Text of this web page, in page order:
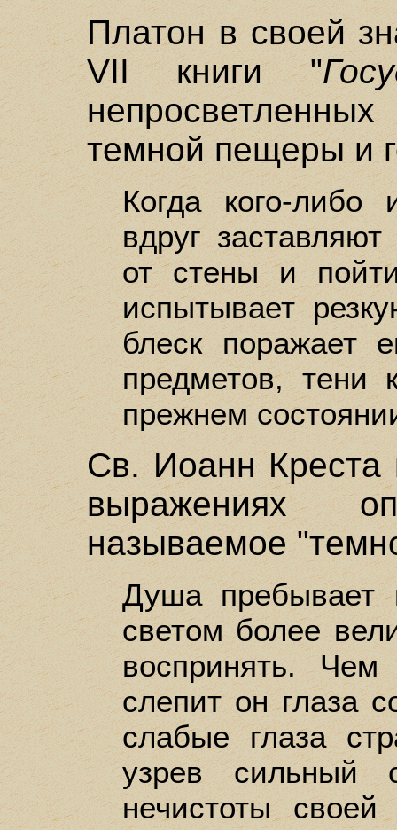
Платон в своей
VII книги "
темной пещеры и
Когда кого-
вдруг заставляют
от стены и
испытывает
блеск поражает
предметов, тени
прежнем
Св. Иоанн Креста
выражениях
называемое
Душа пребывает
светом более
воспринять.
слепит он глаза
слабые глаза
узрев
нечистоты своей